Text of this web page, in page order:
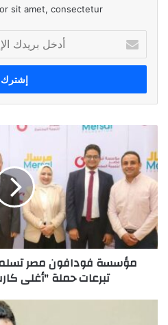
sit amet, consectetur.
بريدك
الإلكتروني
مصر
تسلم
مؤسسة
مرسال
قيمة
تبرعات
حملة
مؤسسة فودافون مصر
تبرعات حملة "أغلى